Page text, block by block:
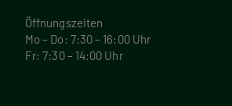
Öffnungszeiten
Mo – Do: 7:30 – 16:00 Uhr
Fr: 7:30 – 14:00 Uhr